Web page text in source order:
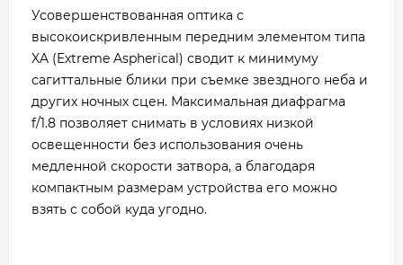
Усовершенствованная оптика с
высокоискривленным передним элементом типа
XA (Extreme Aspherical) сводит к минимуму
сагиттальные блики при съемке звездного неба и
других ночных сцен. Максимальная диафрагма
f/1.8 позволяет снимать в условиях низкой
освещенности без использования очень
медленной скорости затвора, а благодаря
компактным размерам устройства его можно
взять с собой куда угодно.